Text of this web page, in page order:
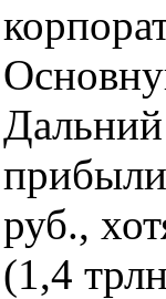
руб.,
(1,4